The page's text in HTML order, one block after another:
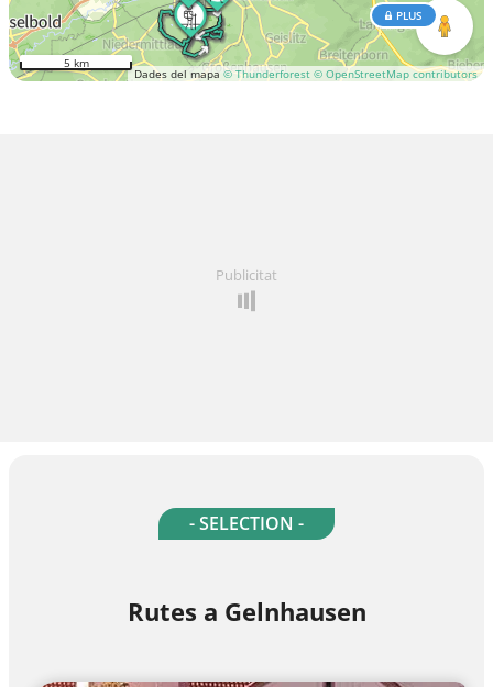
Dades del mapa © Thunderforest © OpenStreetMap contributors
PLUS
5 km
Publicitat
- SELECTION -
Rutes a Gelnhausen